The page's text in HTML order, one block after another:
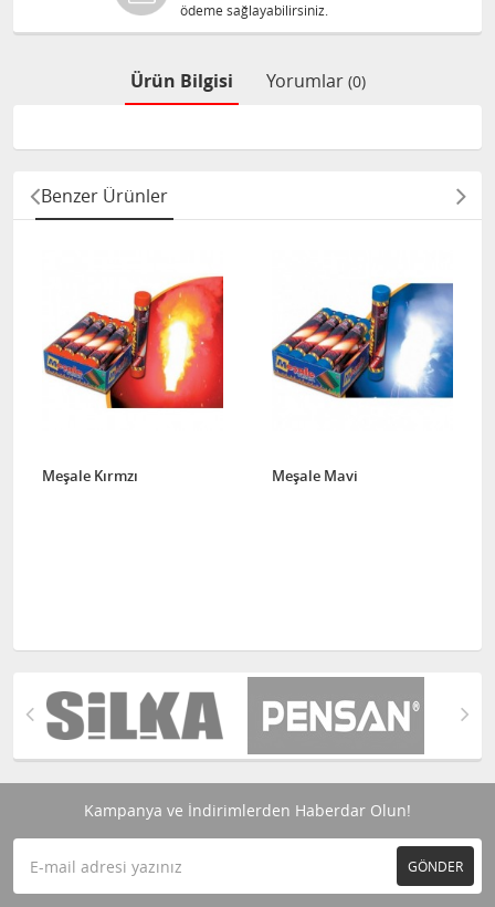
ödeme sağlayabilirsiniz.
Ürün Bilgisi Yorumlar (0)
Benzer Ürünler
Meşale Kırmzı Meşale Mavi
Kampanya ve İndirimlerden Haberdar Olun!
GÖNDER